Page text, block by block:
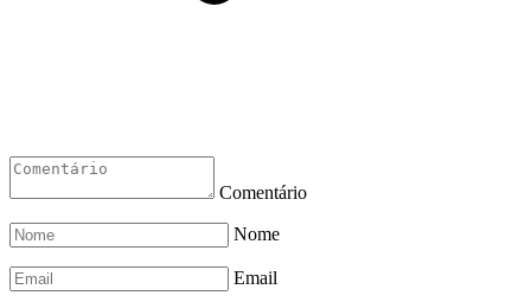
Comentário
Nome
Email